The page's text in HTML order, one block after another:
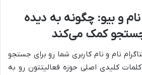
و بیو: چگونه به دیده
کمک می‌کند
نام و نام کاربری شما رو برای جستجو
کلیدی اصلی حوزه فعالیتتون رو به